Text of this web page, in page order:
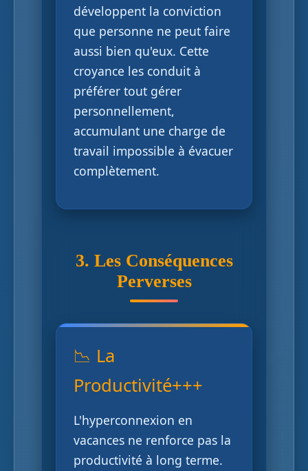
développent la conviction
que personne ne peut faire
aussi bien qu'eux. Cette
croyance les conduit à
préférer tout gérer
personnellement,
accumulant une charge de
travail impossible à évacuer
complètement.
3. Les Conséquences
Perverses
📉 La
Productivité+++
L'hyperconnexion en
vacances ne renforce pas la
productivité à long terme.